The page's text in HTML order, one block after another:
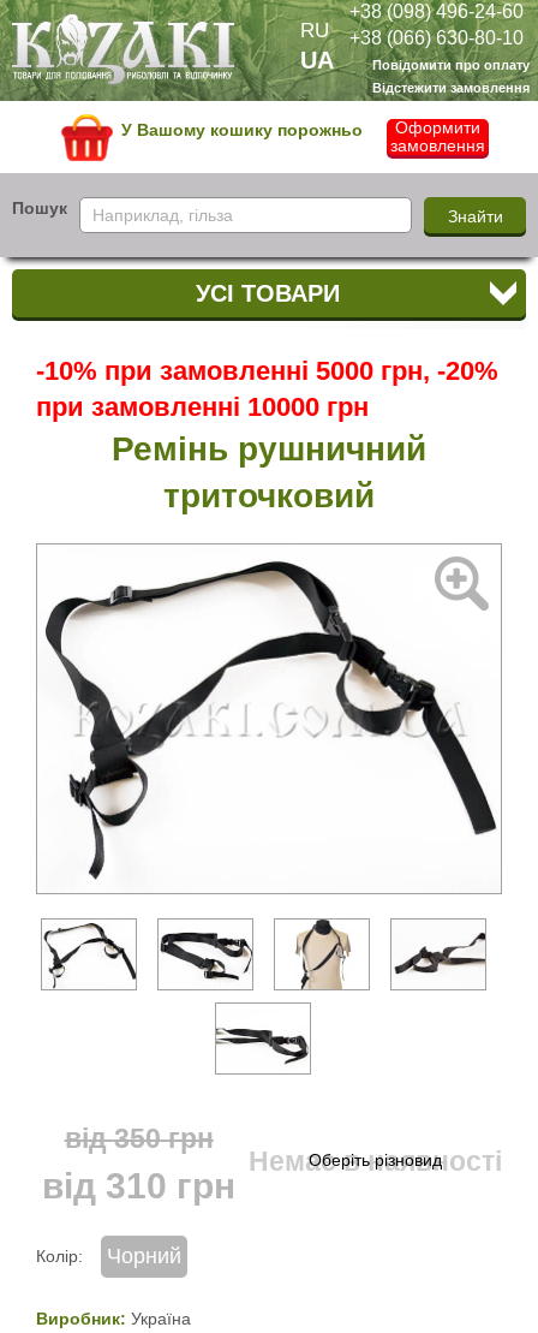
+38 (098) 496-24-60
+38 (066) 630-80-10
Повідомити про оплату
Відстежити замовлення
RU
UA
У Вашому кошику порожньо
Оформити
замовлення
Пошук
УСІ ТОВАРИ
-10% при замовленні 5000 грн, -20%
при замовленні 10000 грн
Ремінь рушничний
триточковий
від350 грн
від 310 грн
Немає в наявності
Колір: Чорний
Виробник: Україна